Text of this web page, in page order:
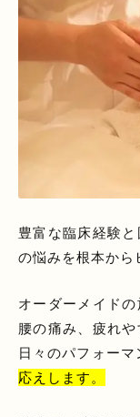
豊富な臨床経験
の悩みを根本から
オーダーメイド
腰の痛み、疲れ
日々のパフォー
応えします。